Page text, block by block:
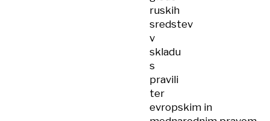
ruskih
sredstev
v
skladu
s
pravili
ter
evropskim in